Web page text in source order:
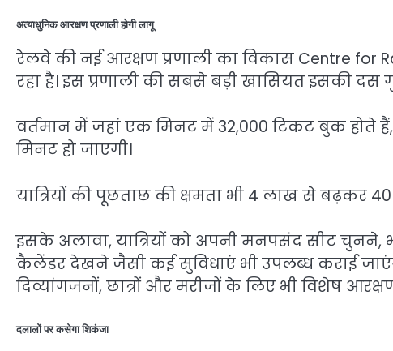
अत्याधुनिक आरक्षण प्रणाली होगी लागू
रेलवे की नई आरक्षण प्रणाली का विकास Centre for
रहा है। इस प्रणाली की सबसे बड़ी खासियत इसकी दस
वर्तमान में जहां एक मिनट में 32,000 टिकट बुक होते
मिनट हो जाएगी।
यात्रियों की पूछताछ की क्षमता भी 4 लाख से बढ़कर
इसके अलावा, यात्रियों को अपनी मनपसंद सीट चुनने,
कैलेंडर देखने जैसी कई सुविधाएं भी उपलब्ध कराई
दिव्यांगजनों, छात्रों और मरीजों के लिए भी विशेष
दलालों पर कसेगा शिकंजा